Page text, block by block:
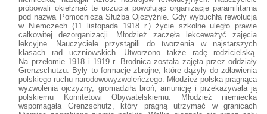
próbowali okiełznać te uczucia powołując organizację paramilitarna
pod nazwą Pomocnicza Służba Ojczyźnie. Gdy wybuchła rewolucja
w Niemczech (11 listopada 1918 r.) życie szkolne uległo prawie
całkowitej dezorganizacji. Młodzież zaczęła lekceważyć zajęcia
lekcyjne. Nauczyciele przystąpili do tworzenia w najstarszych
klasach rad uczniowskich. Utworzono także radę rodzicielską.
Na przełomie 1918 i 1919 r. Brodnica została zajęta przez oddziały
Grenzschutzu. Były to formacje zbrojne, które dążyły do zdławienia
polskiego ruchu narodowowyzwoleńczego. Młodzież polska pragnąca
wyzwolenia ojczyzny, gromadziła broń, amunicję i przekazywała ją
polskiemu Komitetowi Obywatelskiemu. Młodzież niemiecka
wspomagała Grenzschutz, który pragną utrzymać w granicach